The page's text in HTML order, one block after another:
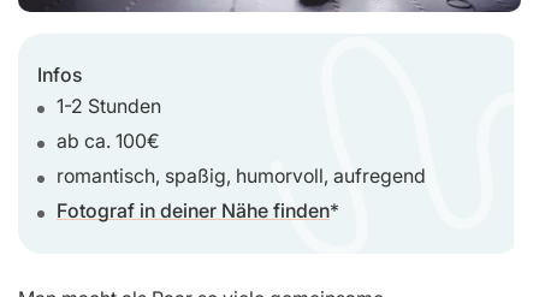
Infos
1-2 Stunden
ab ca. 100€
romantisch, spaßig, humorvoll, aufregend
Fotograf in deiner Nähe finden